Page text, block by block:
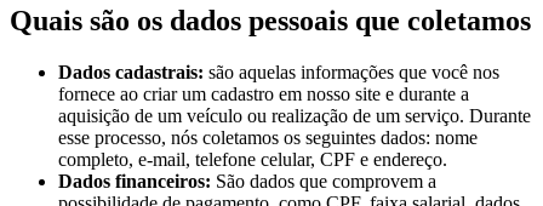
Quais são os dados pessoais que coletamos
Dados cadastrais: são aquelas informações que você nos
fornece ao criar um cadastro em nosso site e durante a
aquisição de um veículo ou realização de um serviço. Durante
esse processo, nós coletamos os seguintes dados: nome
completo, e-mail, telefone celular, CPF e endereço.
Dados financeiros: São dados que comprovem a